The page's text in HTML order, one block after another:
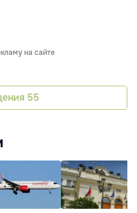
на сайте
55